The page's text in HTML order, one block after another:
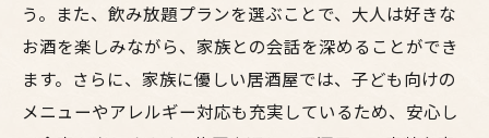
う。また、飲み放題プランを選ぶことで、大人は好きな
お酒を楽しみながら、家族との会話を深めることができ
ます。さらに、家族に優しい居酒屋では、子ども向けの
メニューやアレルギー対応も充実しているため、安心し